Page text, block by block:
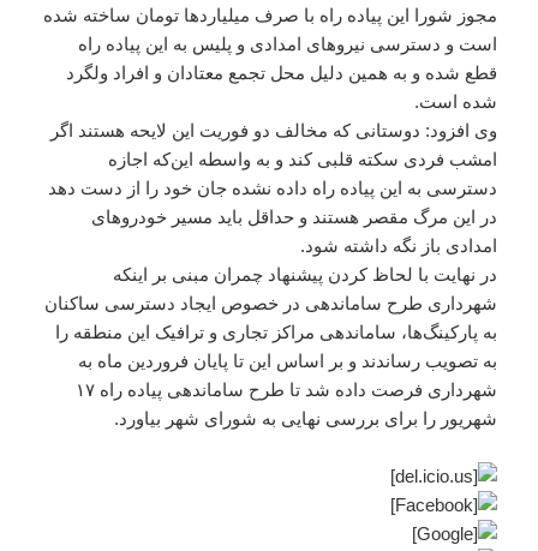
مجوز شورا این پیاده راه با صرف میلیاردها تومان ساخته شده
است و دسترسی نیروهای امدادی و پلیس به این پیاده راه
قطع شده و به همین دلیل محل تجمع معتادان و افراد ولگرد
شده است.
وی افزود: دوستانی که مخالف دو فوریت این لایحه هستند اگر
امشب فردی سکته قلبی کند و به واسطه این‌که اجازه
دسترسی به این پیاده راه داده نشده جان خود را از دست دهد
در این مرگ مقصر هستند و حداقل باید مسیر خودروهای
امدادی باز نگه داشته شود.
در نهایت با لحاظ کردن پیشنهاد چمران مبنی بر اینکه
شهرداری طرح ساماندهی در خصوص ایجاد دسترسی ساکنان
به پارکینگ‌ها، ساماندهی مراکز تجاری و ترافیک این منطقه را
به تصویب رساندند و بر اساس این تا پایان فروردین ماه به
شهرداری فرصت داده شد تا طرح ساماندهی پیاده راه ۱۷
شهریور را برای بررسی نهایی به شورای شهر بیاورد.